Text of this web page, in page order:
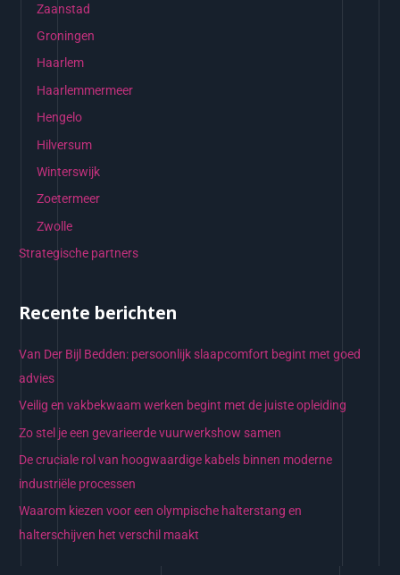
Zaanstad
Groningen
Haarlem
Haarlemmermeer
Hengelo
Hilversum
Winterswijk
Zoetermeer
Zwolle
Strategische partners
Recente berichten
Van Der Bijl Bedden: persoonlijk slaapcomfort begint met goed
advies
Veilig en vakbekwaam werken begint met de juiste opleiding
Zo stel je een gevarieerde vuurwerkshow samen
De cruciale rol van hoogwaardige kabels binnen moderne
industriële processen
Waarom kiezen voor een olympische halterstang en
halterschijven het verschil maakt